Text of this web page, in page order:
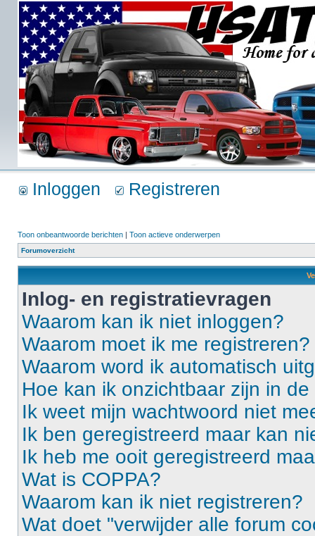
Inloggen Registreren
Toon onbeantwoorde berichten | Toon actieve onderwerpen
Forumoverzicht
Inlog- en registratievragen
Waarom kan ik niet inloggen?
Waarom moet ik me registreren?
Waarom word ik automatisch
Hoe kan ik onzichtbaar zijn in
Ik weet mijn wachtwoord niet
Ik ben geregistreerd maar kan
Ik heb me ooit geregistreerd
Wat is COPPA?
Waarom kan ik niet registreren?
Wat doet "verwijder alle forum